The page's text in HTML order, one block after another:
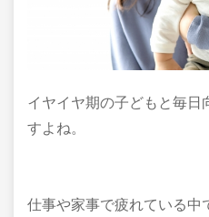
イヤイヤ期の子どもと毎日
すよね。
仕事や家事で疲れている中